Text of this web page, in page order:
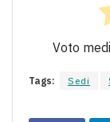
Voto
Tags: Sedi